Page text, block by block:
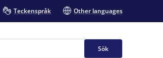
Teckenspråk Other languages
Sök